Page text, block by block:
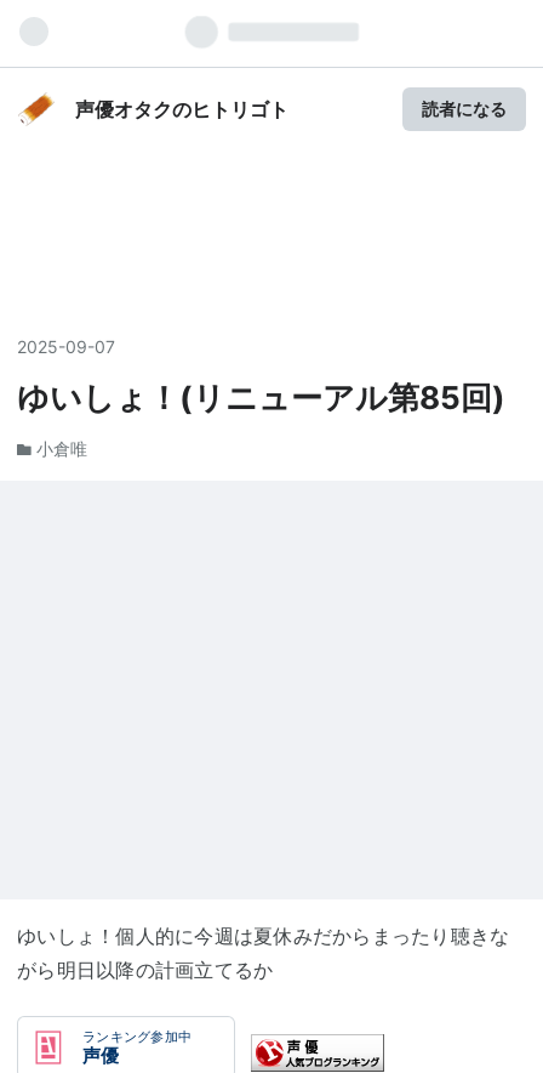
声優オタクのヒトリゴト 読者になる
2025-09-07
ゆいしょ！(リニューアル第85回)
小倉唯
ゆいしょ！個人的に今週は夏休みだからまったり聴きな
がら明日以降の計画立てるか
ランキング参加中
声優